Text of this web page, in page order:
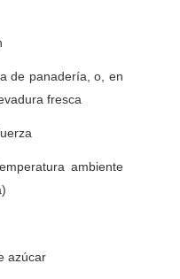
de panadería, o, en
fresca
ambiente
azúcar